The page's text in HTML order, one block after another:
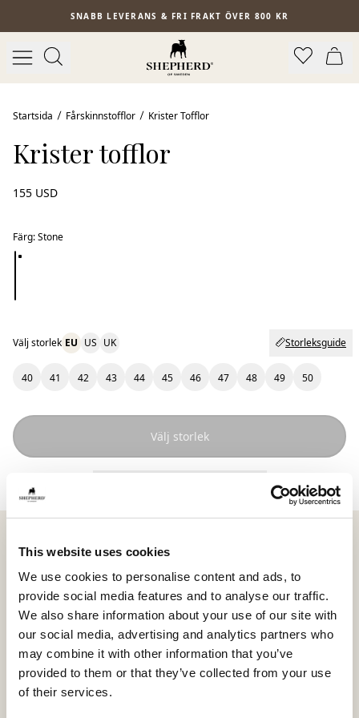
This website uses cookies
We use cookies to personalise content and ads, to
provide social media features and to analyse our traffic.
We also share information about your use of our site with
our social media, advertising and analytics partners who
may combine it with other information that you’ve
provided to them or that they’ve collected from your use
of their services.
Hoppa till huvudinnehåll
SNABB LEVERANS & FRI FRAKT ÖVER 800 KR
Startsida Fårskinnstofflor Krister Tofflor
Krister tofflor
155 USD
Färg:Stone
Välj storlek EU US UK Storleksguide
40 41 42 43 44 45 46 47 48 49 50
Välj storlek
modell, tillverkad i mjukt fårskinn som ger naturlig
värme och behaglig passform. Den breda kragen
följer vristen på ett naturligt sätt och ger en
avslappnad passform, medan dekorativa kantband i
textil ramar in designen. Yttersula i EVA som gör att du
kan röra dig fritt även på svala stengolv och altan. En
favorit för dig som vill ha en riktigt fårskinnstoffla när
temperaturen sjunker